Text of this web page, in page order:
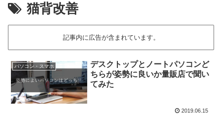
猫背改善
記事内に広告が含まれています。
パソコン・スマホ
デスクトップとノートパソコンど
ちらが姿勢に良いか量販店で聞い
てみた
2019.06.15